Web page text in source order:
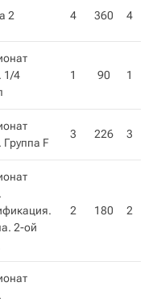
2 4 360 4
1/4
1 90 1
F
3 226 3
2-ой
2 180 2